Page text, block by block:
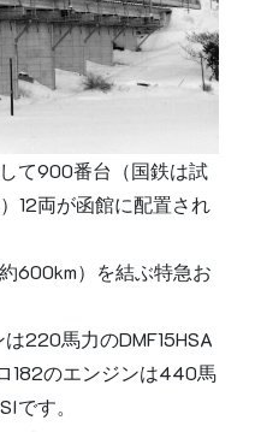
て900番台（国鉄は試
12両が函館に配置され
600km）を結ぶ特急お
220馬力のDMF15HSA
182のエンジンは440馬
です。